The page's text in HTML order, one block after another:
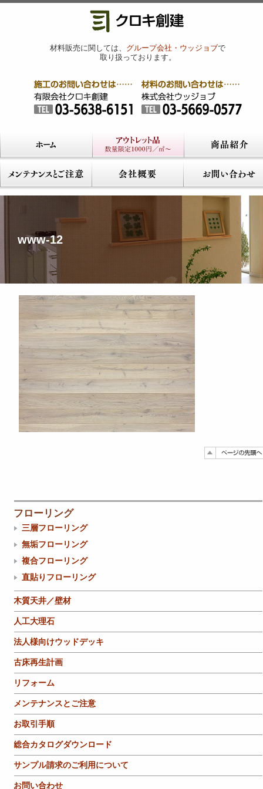
材料販売に関しては、 グループ会社・ウッジョブで
取り扱っております。
www-12
フローリング
三層フローリング
無垢フローリング
複合フローリング
直貼りフローリング
木質天井／壁材
人工大理石
法人様向けウッドデッキ
古床再生計画
リフォーム
メンテナンスとご注意
お取引手順
総合カタログダウンロード
サンプル請求のご利用について
お問い合わせ